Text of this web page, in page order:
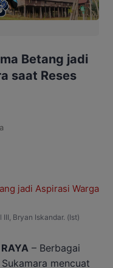
Betang jadi
saat Reses
Bryan Iskandar. (Ist)
– Berbagai
mencuat